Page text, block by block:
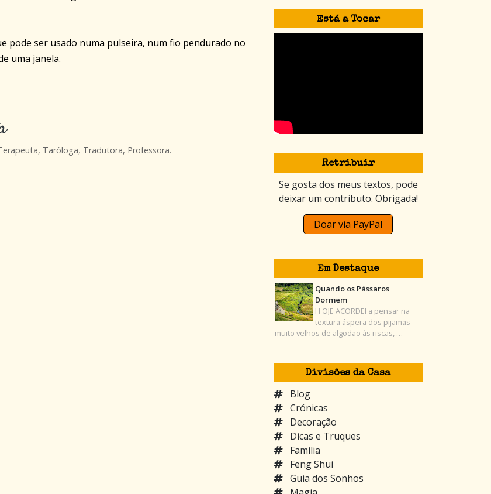
pode ser usado numa pulseira, num fio pendurado no
uma janela.
Taróloga, Tradutora, Professora.
Está a Tocar
Retribuir
Se gosta dos meus textos, pode
deixar um contributo. Obrigada!
Doar via PayPal
Em Destaque
Quando os Pássaros
Dormem
H OJE ACORDEI a pensar na
textura áspera dos pijamas
muito velhos de algodão às riscas, …
Divisões da Casa
Blog
Crónicas
Decoração
Dicas e Truques
Família
Feng Shui
Guia dos Sonhos